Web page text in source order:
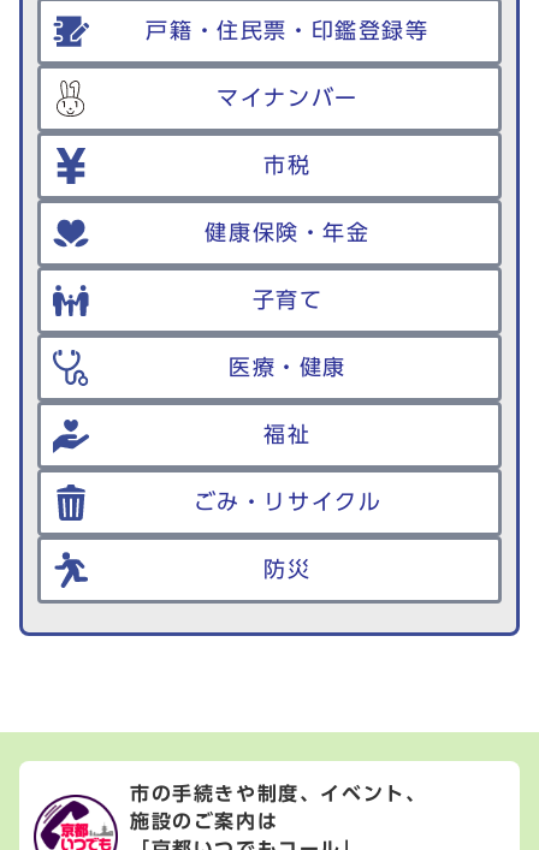
戸籍・住民票・印鑑登録等
マイナンバー
市税
健康保険・年金
子育て
医療・健康
福祉
ごみ・リサイクル
防災
市の手続きや制度、イベント、
施設のご案内は